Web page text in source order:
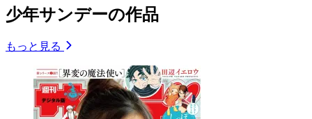
少年サンデーの作品
もっと見る